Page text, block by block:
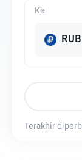
Ke
RUB
Terakhir